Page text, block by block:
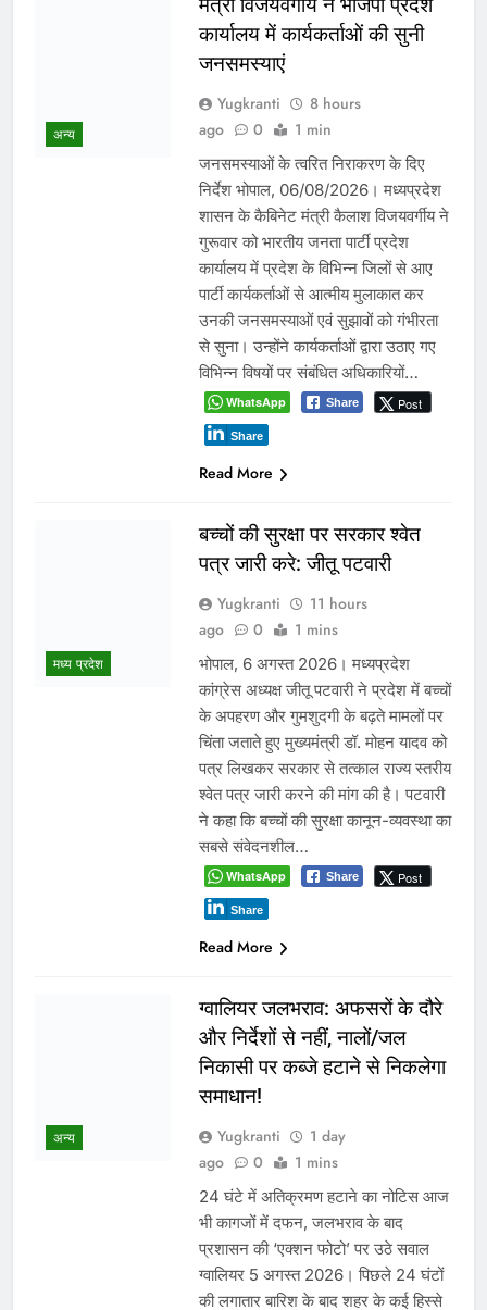
अन्य
ग्वालियर जलभराव: अफसरों के दौरे
और निर्देशों से नहीं, नालों/जल
निकासी पर कब्जे हटाने से निकलेगा
समाधान!
Yugkranti
1 day
ago
0 1 mins
24 घंटे में अतिक्रमण हटाने का नोटिस आज
भी कागजों में दफन, जलभराव के बाद
प्रशासन की ‘एक्शन फोटो’ पर उठे सवाल
ग्वालियर 5 अगस्त 2026। पिछले 24 घंटों
की लगातार बारिश के बाद शहर के कई हिस्से
जलमग्न हो गए। इसके बाद कलेक्टर रुचिका
चौहान और नगर निगम आयुक्त संघ प्रिय ने
शहर का…
WhatsApp Share Post
Share
Read More
प्रमुख
दतिया में दो माह तक खाली रहा
जिला आबकारी अधिकारी का
पद! चुनाव के दौरान पड़ोसी जिले के
भरोसे चला सिस्टम, बारोड़ पर
कार्रवाई की मांग
Yugkranti
2 days
ago
0 1 mins
शासन के तबादला आदेश की खुली अवहेलना
या विभागीय संरक्षण! आबकारी आयुक्त की
कार्यप्रणाली पर भी सवाल ग्वालियर /दतिया।
मध्यप्रदेश आबकारी विभाग एक बार फिर
गंभीर प्रशासनिक सवालों के घेरे में है। दतिया
में विधानसभा चुनाव जैसे संवेदनशील दौर में
क़रीब दो माह तक लगातार जिला आबकारी
अधिकारी का पद व्यावहारिक रूप से खाली
WhatsApp Share Post
Share
Read More
वादे कर मुकर जाना भाजपा की
पहचान, किसान फिर ठगे जा रहे :
कमलनाथ
Yugkranti
2 days
ago
0 1 mins
पूर्व मुख्यमंत्री बोले- मूंग खरीदी और खाद